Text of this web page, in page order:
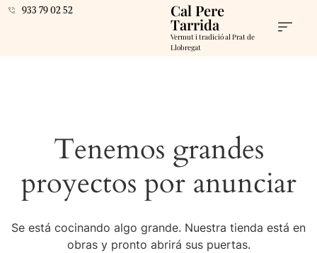
933 79 02 52 Cal Pere
Tarrida
Vermut i tradició al Prat de
Llobregat
Tenemos grandes
proyectos por anunciar
Se está cocinando algo grande. Nuestra tienda está en
obras y pronto abrirá sus puertas.